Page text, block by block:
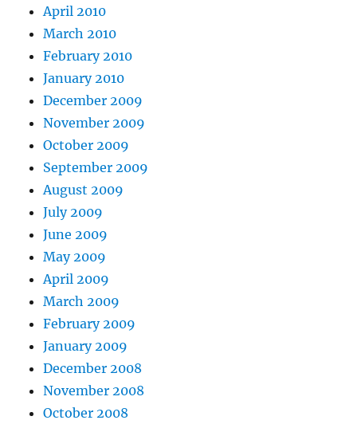
April 2010
March 2010
February 2010
January 2010
December 2009
November 2009
October 2009
September 2009
August 2009
July 2009
June 2009
May 2009
April 2009
March 2009
February 2009
January 2009
December 2008
November 2008
October 2008